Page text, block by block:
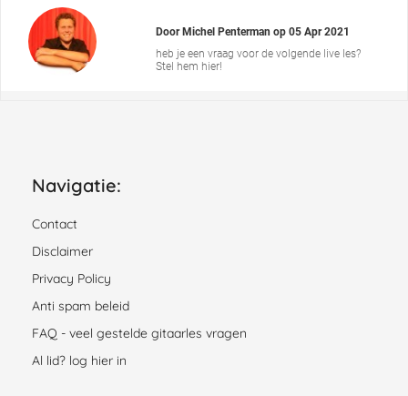
DoorMichel Penterman op05 Apr 2021
heb je een vraag voor de volgende live les?
Stel hem hier!
Navigatie:
Contact
Disclaimer
Privacy Policy
Anti spam beleid
FAQ - veel gestelde gitaarles vragen
Al lid? log hier in